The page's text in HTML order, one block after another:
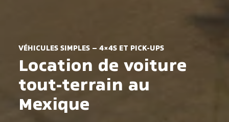
VÉHICULES SIMPLES – 4×4S ET PICK-UPS
Location de voiture
tout-terrain au
Mexique